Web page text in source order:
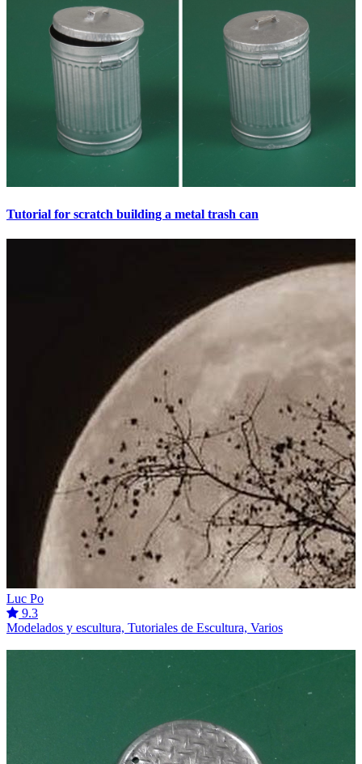
Tutorial for scratch building a metal trash can
Luc Po
9.3
Modelados y escultura, Tutoriales de Escultura, Varios